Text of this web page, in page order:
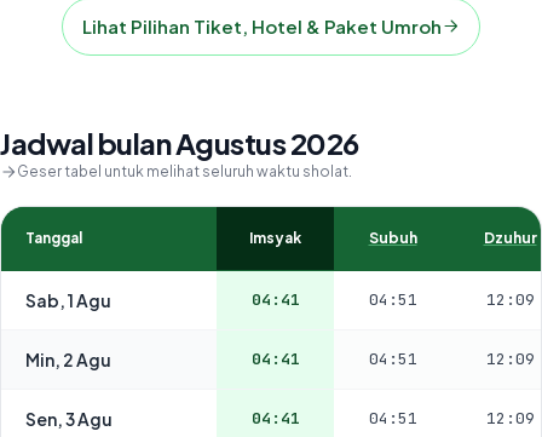
Lihat Pilihan Tiket, Hotel & Paket Umroh
Jadwal bulan Agustus 2026
Geser tabel untuk melihat seluruh waktu sholat.
Tanggal Imsyak Subuh Dzuhur
Sab, 1 Agu 04:41 04:51 12:09
Min, 2 Agu 04:41 04:51 12:09
Sen, 3 Agu 04:41 04:51 12:09